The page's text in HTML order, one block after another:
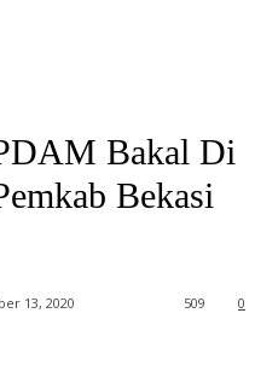
Bakal Di
Bekasi
13, 2020 0
509